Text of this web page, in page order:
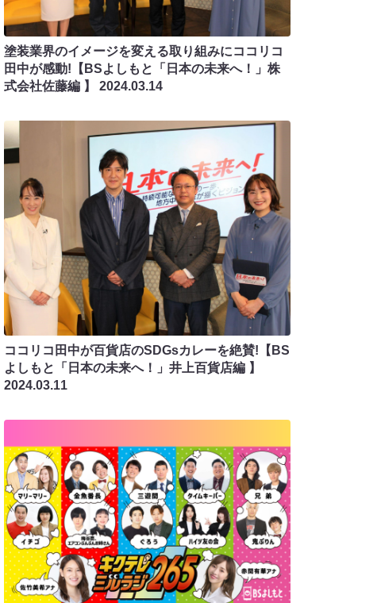
塗装業界のイメージを変える取り組みにココリコ
田中が感動!【BSよしもと「日本の未来へ！」株
式会社佐藤編 】 2024.03.14
ココリコ田中が百貨店のSDGsカレーを絶賛!【BS
よしもと「日本の未来へ！」井上百貨店編 】
2024.03.11